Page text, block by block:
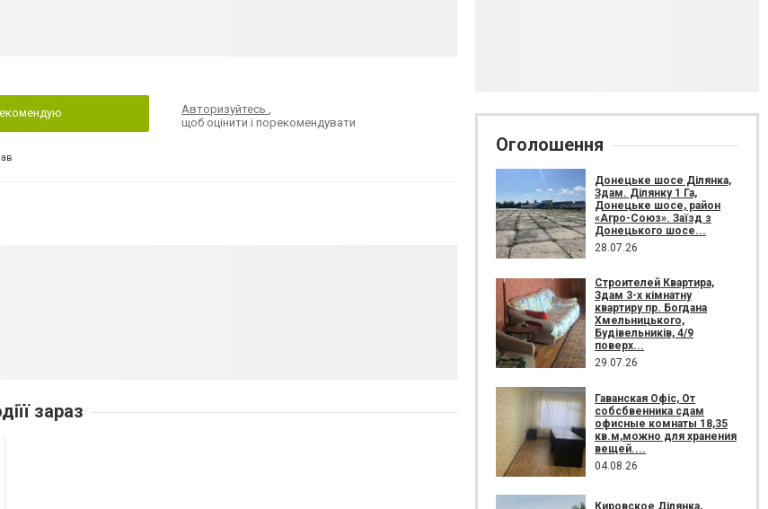
Авторизуйтесь,
щоб оцінити і порекомендувати
зараз
Оголошення
Донецьке шосе Ділянка,
Здам. Ділянку 1 Га,
Донецьке шосе, район
«Агро-Союз». Заїзд з
Донецького шосе...
28.07.26
Строителей Квартира,
Здам 3-х кімнатну
квартиру пр. Богдана
Хмельницького,
Будівельників, 4/9
поверх...
29.07.26
Гаванская Офіс, От
собсбвенника сдам
офисные комнаты 18,35
кв.м,можно для хранения
вещей....
04.08.26
Кировское Ділянка,